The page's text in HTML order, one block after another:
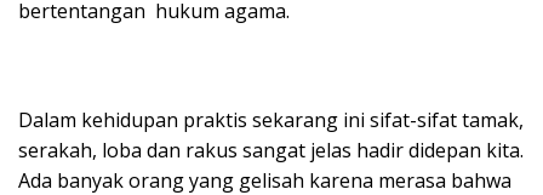
bertentangan hukum agama.
Dalam kehidupan praktis sekarang ini sifat-sifat tamak,
serakah, loba dan rakus sangat jelas hadir didepan kita.
Ada banyak orang yang gelisah karena merasa bahwa